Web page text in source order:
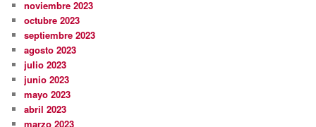
noviembre 2023
octubre 2023
septiembre 2023
agosto 2023
julio 2023
junio 2023
mayo 2023
abril 2023
marzo 2023